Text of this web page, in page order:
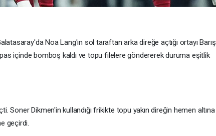
Noa Lang'ın sol taraftan arka direğe açtığı ortayı Barış
içinde bomboş kaldı ve topu filelere göndererek duruma eşitlik
Soner Dikmen'in kullandığı frikikte topu yakın direğin hemen altına
geçirdi.